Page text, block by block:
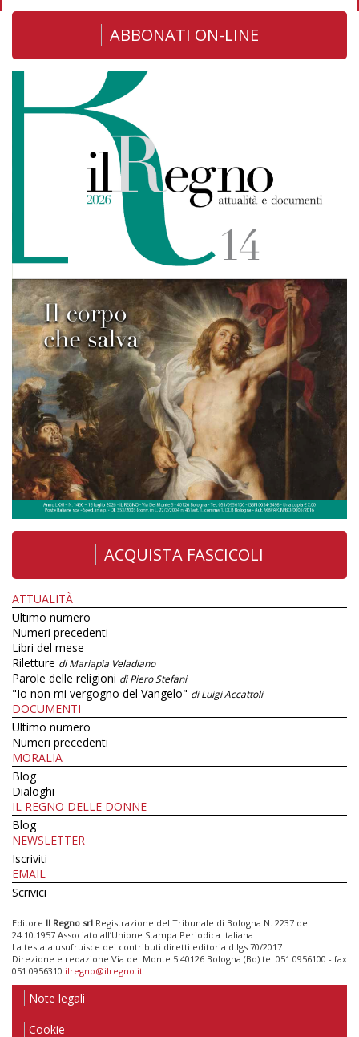
ABBONATI ON-LINE
ACQUISTA FASCICOLI
ATTUALITÀ
Ultimo numero
Numeri precedenti
Libri del mese
Riletture di Mariapia Veladiano
Parole delle religioni di Piero Stefani
"Io non mi vergogno del Vangelo" di Luigi Accattoli
DOCUMENTI
Ultimo numero
Numeri precedenti
MORALIA
Blog
Dialoghi
IL REGNO DELLE DONNE
Blog
NEWSLETTER
Iscriviti
EMAIL
Scrivici
Editore Il Regno srl Registrazione del Tribunale di Bologna N. 2237 del
24.10.1957 Associato all’Unione Stampa Periodica Italiana
La testata usufruisce dei contributi diretti editoria d.lgs 70/2017
Direzione e redazione Via del Monte 5 40126 Bologna (Bo) tel 051 0956100 - fax
051 0956310 ilregno@ilregno.it
Note legali
Cookie